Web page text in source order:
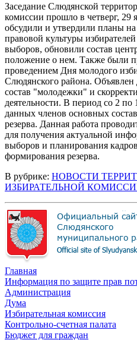
Заседание Слюдянской
комиссии прошло в четверг, 29
обсудили и утвердили планы
правовой культуры
выборов, обновили состав
положение о нем. Также были
проведением Дня молодого
Слюдянского района.
состав "молодежки" и
деятельности. В период со 2 по
данных членов основных
резерва. Данная работа
для получения актуальной
выборов и планирования
формирования резерва.
В рубрике: НОВОСТИ
ИЗБИРАТЕЛЬНОЙ
Главная
Информация по защите прав
Администрация
Дума
Избирательная комиссия
Контрольно-счетная палата
Бюджет для граждан